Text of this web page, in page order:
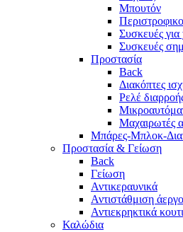
Μπουτόν
Συσκευές
Συσκευές
Προστασία
Back
Διακόπτες
Ρελέ
Μαχαιρωτές
Μπάρες-Μπλοκ-
Προστασία & Γείωση
Back
Γείωση
Αντικεραυνικά
Αντιστάθμιση
Αντιεκρηκτικά
Καλώδια